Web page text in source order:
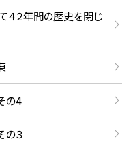
２年間の歴史を閉じ
の4
の３